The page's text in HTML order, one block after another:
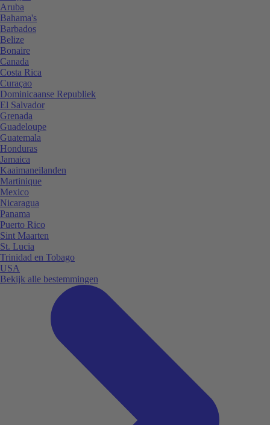
Aruba
Bahama's
Barbados
Belize
Bonaire
Canada
Costa Rica
Curaçao
Dominicaanse Republiek
El Salvador
Grenada
Guadeloupe
Guatemala
Honduras
Jamaica
Kaaimaneilanden
Martinique
Mexico
Nicaragua
Panama
Puerto Rico
Sint Maarten
St. Lucia
Trinidad en Tobago
USA
Bekijk alle bestemmingen